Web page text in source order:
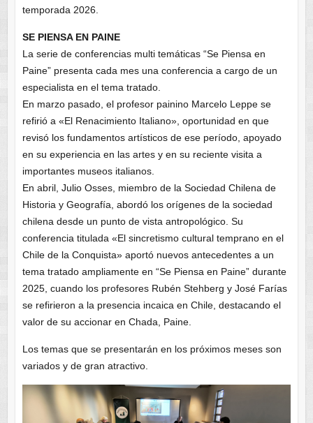
temporada 2026.
SE PIENSA EN PAINE
La serie de conferencias multi temáticas “Se Piensa en
Paine” presenta cada mes una conferencia a cargo de un
especialista en el tema tratado.
En marzo pasado, el profesor painino Marcelo Leppe se
refirió a «El Renacimiento Italiano», oportunidad en que
revisó los fundamentos artísticos de ese período, apoyado
en su experiencia en las artes y en su reciente visita a
importantes museos italianos.
En abril, Julio Osses, miembro de la Sociedad Chilena de
Historia y Geografía, abordó los orígenes de la sociedad
chilena desde un punto de vista antropológico. Su
conferencia titulada «El sincretismo cultural temprano en el
Chile de la Conquista» aportó nuevos antecedentes a un
tema tratado ampliamente en “Se Piensa en Paine” durante
2025, cuando los profesores Rubén Stehberg y José Farías
se refirieron a la presencia incaica en Chile, destacando el
valor de su accionar en Chada, Paine.
Los temas que se presentarán en los próximos meses son
variados y de gran atractivo.